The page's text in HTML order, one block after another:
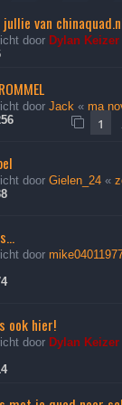
van
door Dylan Keizer
door Jack « ma
1
door Gielen_24 «
door
ook hier!
door Dylan Keizer